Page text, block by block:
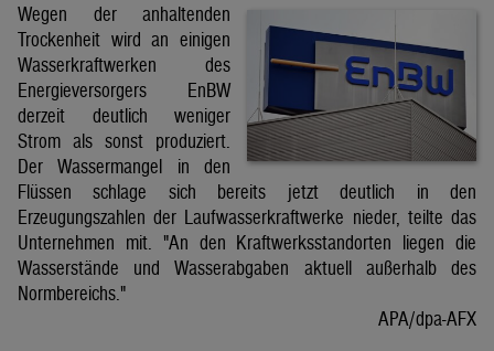
Wegen der anhaltenden
Trockenheit wird an einigen
Wasserkraftwerken des
Energieversorgers EnBW
derzeit deutlich weniger
Strom als sonst produziert.
Der Wassermangel in den
Flüssen schlage sich bereits jetzt deutlich in den
Erzeugungszahlen der Laufwasserkraftwerke nieder, teilte das
Unternehmen mit. "An den Kraftwerksstandorten liegen die
Wasserstände und Wasserabgaben aktuell außerhalb des
Normbereichs."
APA/dpa-AFX